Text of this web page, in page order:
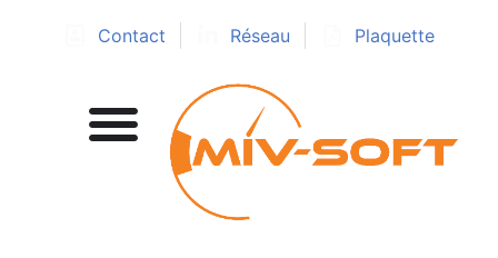
Contact Réseau Plaquette